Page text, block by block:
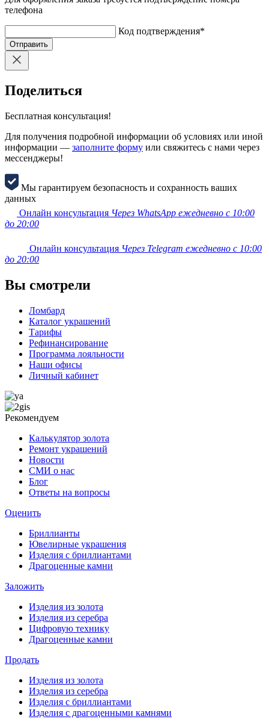
телефона
Код подтверждения*
Отправить
Поделиться
Бесплатная консультация!
Для получения подробной информации об условиях или иной
информации — заполните форму или свяжитесь с нами через
мессенджеры!
Мы гарантируем безопасность и сохранность ваших
данных
Онлайн консультация Через WhatsApp ежедневно с 10:00
до 20:00
Онлайн консультация Через Telegram ежедневно с 10:00
до 20:00
Вы смотрели
Ломбард
Каталог украшений
Тарифы
Рефинансирование
Программа лояльности
Наши офисы
Личный кабинет
Рекомендуем
Калькулятор золота
Ремонт украшений
Новости
СМИ о нас
Блог
Ответы на вопросы
Оценить
Бриллианты
Ювелирные украшения
Изделия с бриллиантами
Драгоценные камни
Заложить
Изделия из золота
Изделия из серебра
Цифровую технику
Драгоценные камни
Продать
Изделия из золота
Изделия из серебра
Изделия с бриллиантами
Изделия с драгоценными камнями